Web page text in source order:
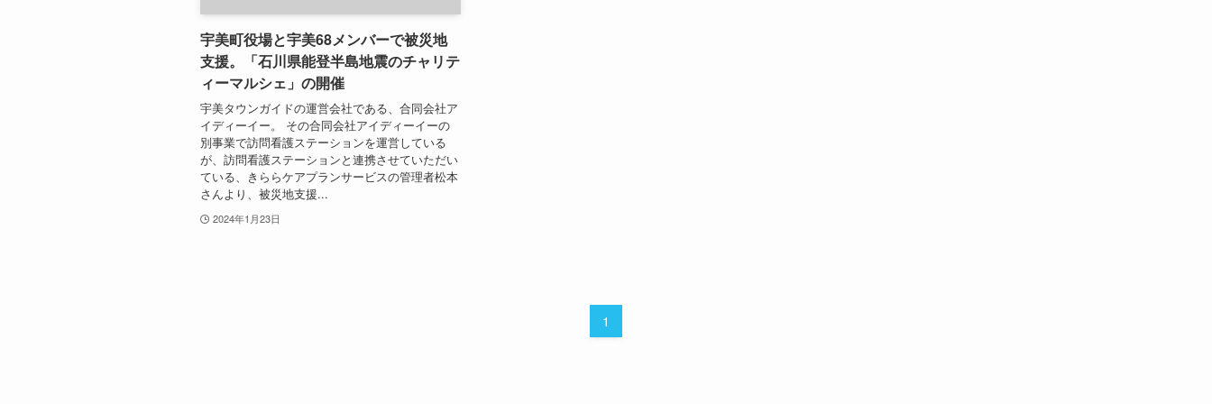
宇美町役場と宇美68メンバーで被災地
支援。「石川県能登半島地震のチャリテ
ィーマルシェ」の開催
宇美タウンガイドの運営会社である、合同会社ア
イディーイー。 その合同会社アイディーイーの
別事業で訪問看護ステーションを運営している
が、訪問看護ステーションと連携させていただい
ている、きららケアプランサービスの管理者松本
さんより、被災地支援...
2024年1月23日
1